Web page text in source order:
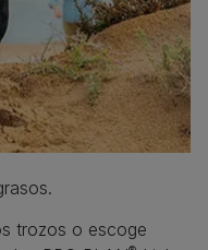
trozos o escoge